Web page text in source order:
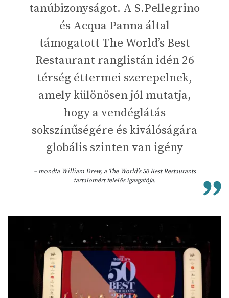
tanúbizonyságot. A S.Pellegrino
és Acqua Panna által
támogatott The World’s Best
Restaurant ranglistán idén 26
térség éttermei szerepelnek,
amely különösen jól mutatja,
hogy a vendéglátás
sokszínűségére és kiválóságára
globális szinten van igény
– mondta William Drew, a The World’s 50 Best Restaurants
tartalomért felelős igazgatója.